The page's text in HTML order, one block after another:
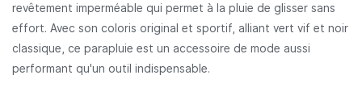
revêtement imperméable qui permet à la pluie de glisser sans
effort. Avec son coloris original et sportif, alliant vert vif et noir
classique, ce parapluie est un accessoire de mode aussi
performant qu'un outil indispensable.